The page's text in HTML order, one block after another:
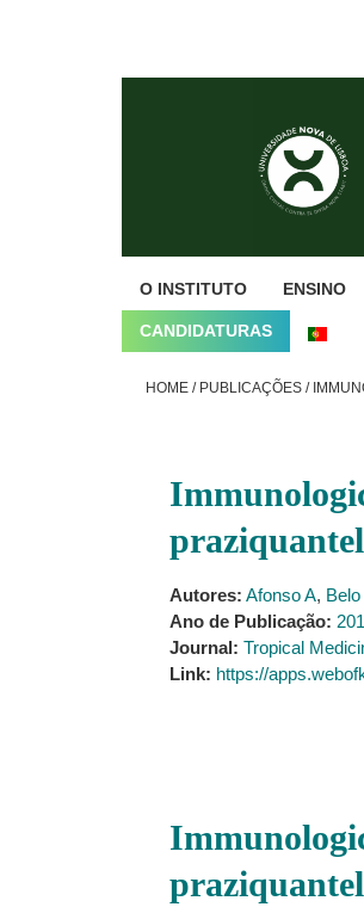
O INSTITUTO ENSINO
CANDIDATURAS
HOME / PUBLICAÇÕES /
Autores: Afonso A,
Ano de Publicação:
Journal: Tropical
Link: https://